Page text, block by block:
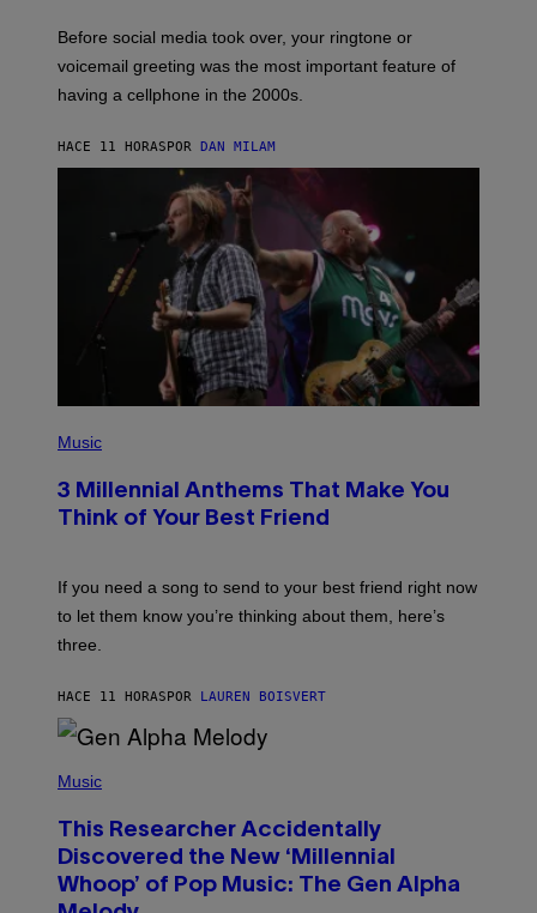
O
R
B
O
R
E
S
Before social media took over, your ringtone or
voicemail greeting was the most important feature of
having a cellphone in the 2000s.
HACE 11 HORAS POR DAN MILAM
H
O
B
Y
V
N
W
I
T
R
E
Y
I
A
G
Music
3 Millennial Anthems That Make You
Think of Your Best Friend
If you need a song to send to your best friend right now
to let them know you’re thinking about them, here’s
three.
HACE 11 HORASPOR LAUREN BOISVERT
P
O
B
Y
T
Music
This Researcher Accidentally
Discovered the New ‘Millennial
Whoop’ of Pop Music: The Gen Alpha